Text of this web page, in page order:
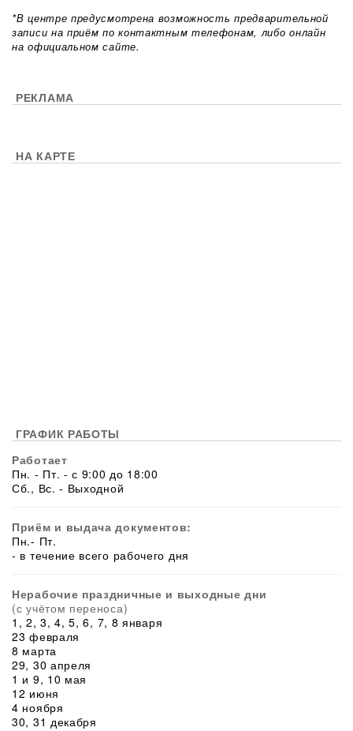
*В центре предусмотрена возможность предварительной
записи на приём по контактным телефонам, либо онлайн
на официальном сайте.
РЕКЛАМА
НА КАРТЕ
ГРАФИК РАБОТЫ
Работает
Пн. - Пт. - с 9:00 до 18:00
Сб., Вс. - Выходной
Приём и выдача документов:
Пн.- Пт.
- в течение всего рабочего дня
Нерабочие праздничные и выходные дни
(с учётом переноса)
1, 2, 3, 4, 5, 6, 7, 8 января
23 февраля
8 марта
29, 30 апреля
1 и 9, 10 мая
12 июня
4 ноября
30, 31 декабря